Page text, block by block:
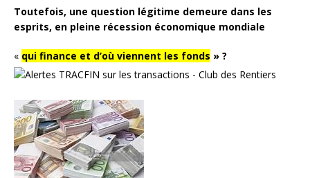
Toutefois, une question légitime demeure dans les
esprits, en pleine récession économique mondiale
« qui finance et d’où viennent les fonds » ?